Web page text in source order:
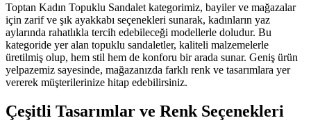
Toptan Kadın Topuklu Sandalet kategorimiz, bayiler ve mağazalar
için zarif ve şık ayakkabı seçenekleri sunarak, kadınların yaz
aylarında rahatlıkla tercih edebileceği modellerle doludur. Bu
kategoride yer alan topuklu sandaletler, kaliteli malzemelerle
üretilmiş olup, hem stil hem de konforu bir arada sunar. Geniş ürün
yelpazemiz sayesinde, mağazanızda farklı renk ve tasarımlara yer
vererek müşterilerinize hitap edebilirsiniz.
Çeşitli Tasarımlar ve Renk Seçenekleri